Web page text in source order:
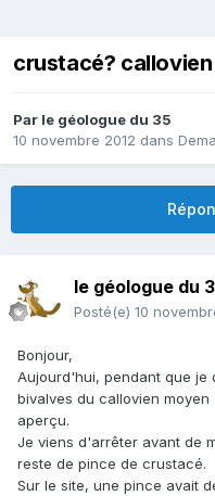
crustacé?
Par le géologue du 35
10 novembre 2012 dans
le géologue du
Posté(e) 10
Bonjour,
Aujourd'hui, pendant que je
bivalves du callovien
aperçu.
Je viens d'arrêter avant de
reste de pince de crustacé.
Sur le site, une pince avait